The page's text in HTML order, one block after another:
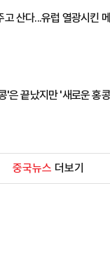
산다...유럽 열광시킨
'은 끝났지만 '새로운 홍
중국뉴스 더보기